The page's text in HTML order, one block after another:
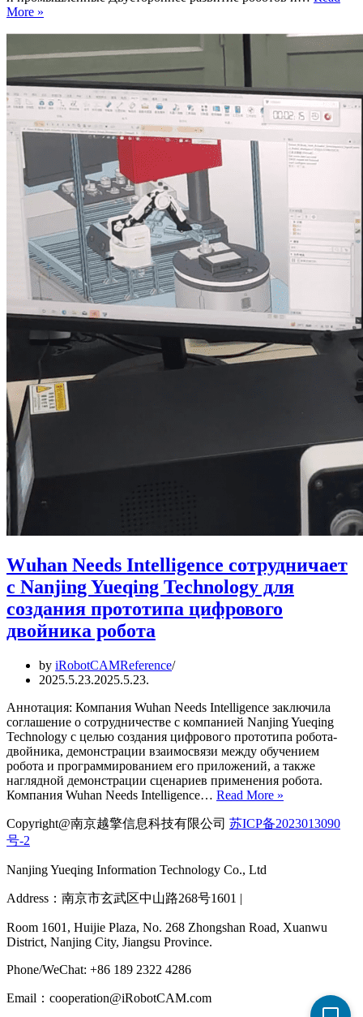
More »
и
Гуандуна
рассказывает,
как
использовать
iRobotCAM
упрощения
проектирования
ввода
эксплуатацию
виртуальной
производственной
линии
Wuhan Needs Intelligence сотрудничает
с Nanjing Yueqing Technology для
создания прототипа цифрового
двойника робота
by iRobotCAMReference
2025.5.23.2025.5.23.
Аннотация: Компания Wuhan Needs Intelligence заключила
соглашение о сотрудничестве с компанией Nanjing Yueqing
Technology с целью создания цифрового прототипа робота-
двойника, демонстрации взаимосвязи между обучением
робота и программированием его приложений, а также
наглядной демонстрации сценариев применения робота.
Компания Wuhan Needs Intelligence… Read More »
Intelligence
создания
Copyright@南京越擎信息科技有限公司 苏ICP备2023013090
号-2
Nanjing Yueqing Information Technology Co., Ltd
Address：南京市玄武区中山路268号1601 |
Room 1601, Huijie Plaza, No. 268 Zhongshan Road, Xuanwu
District, Nanjing City, Jiangsu Province.
Phone/WeChat: +86 189 2322 4286
Email：cooperation@iRobotCAM.com